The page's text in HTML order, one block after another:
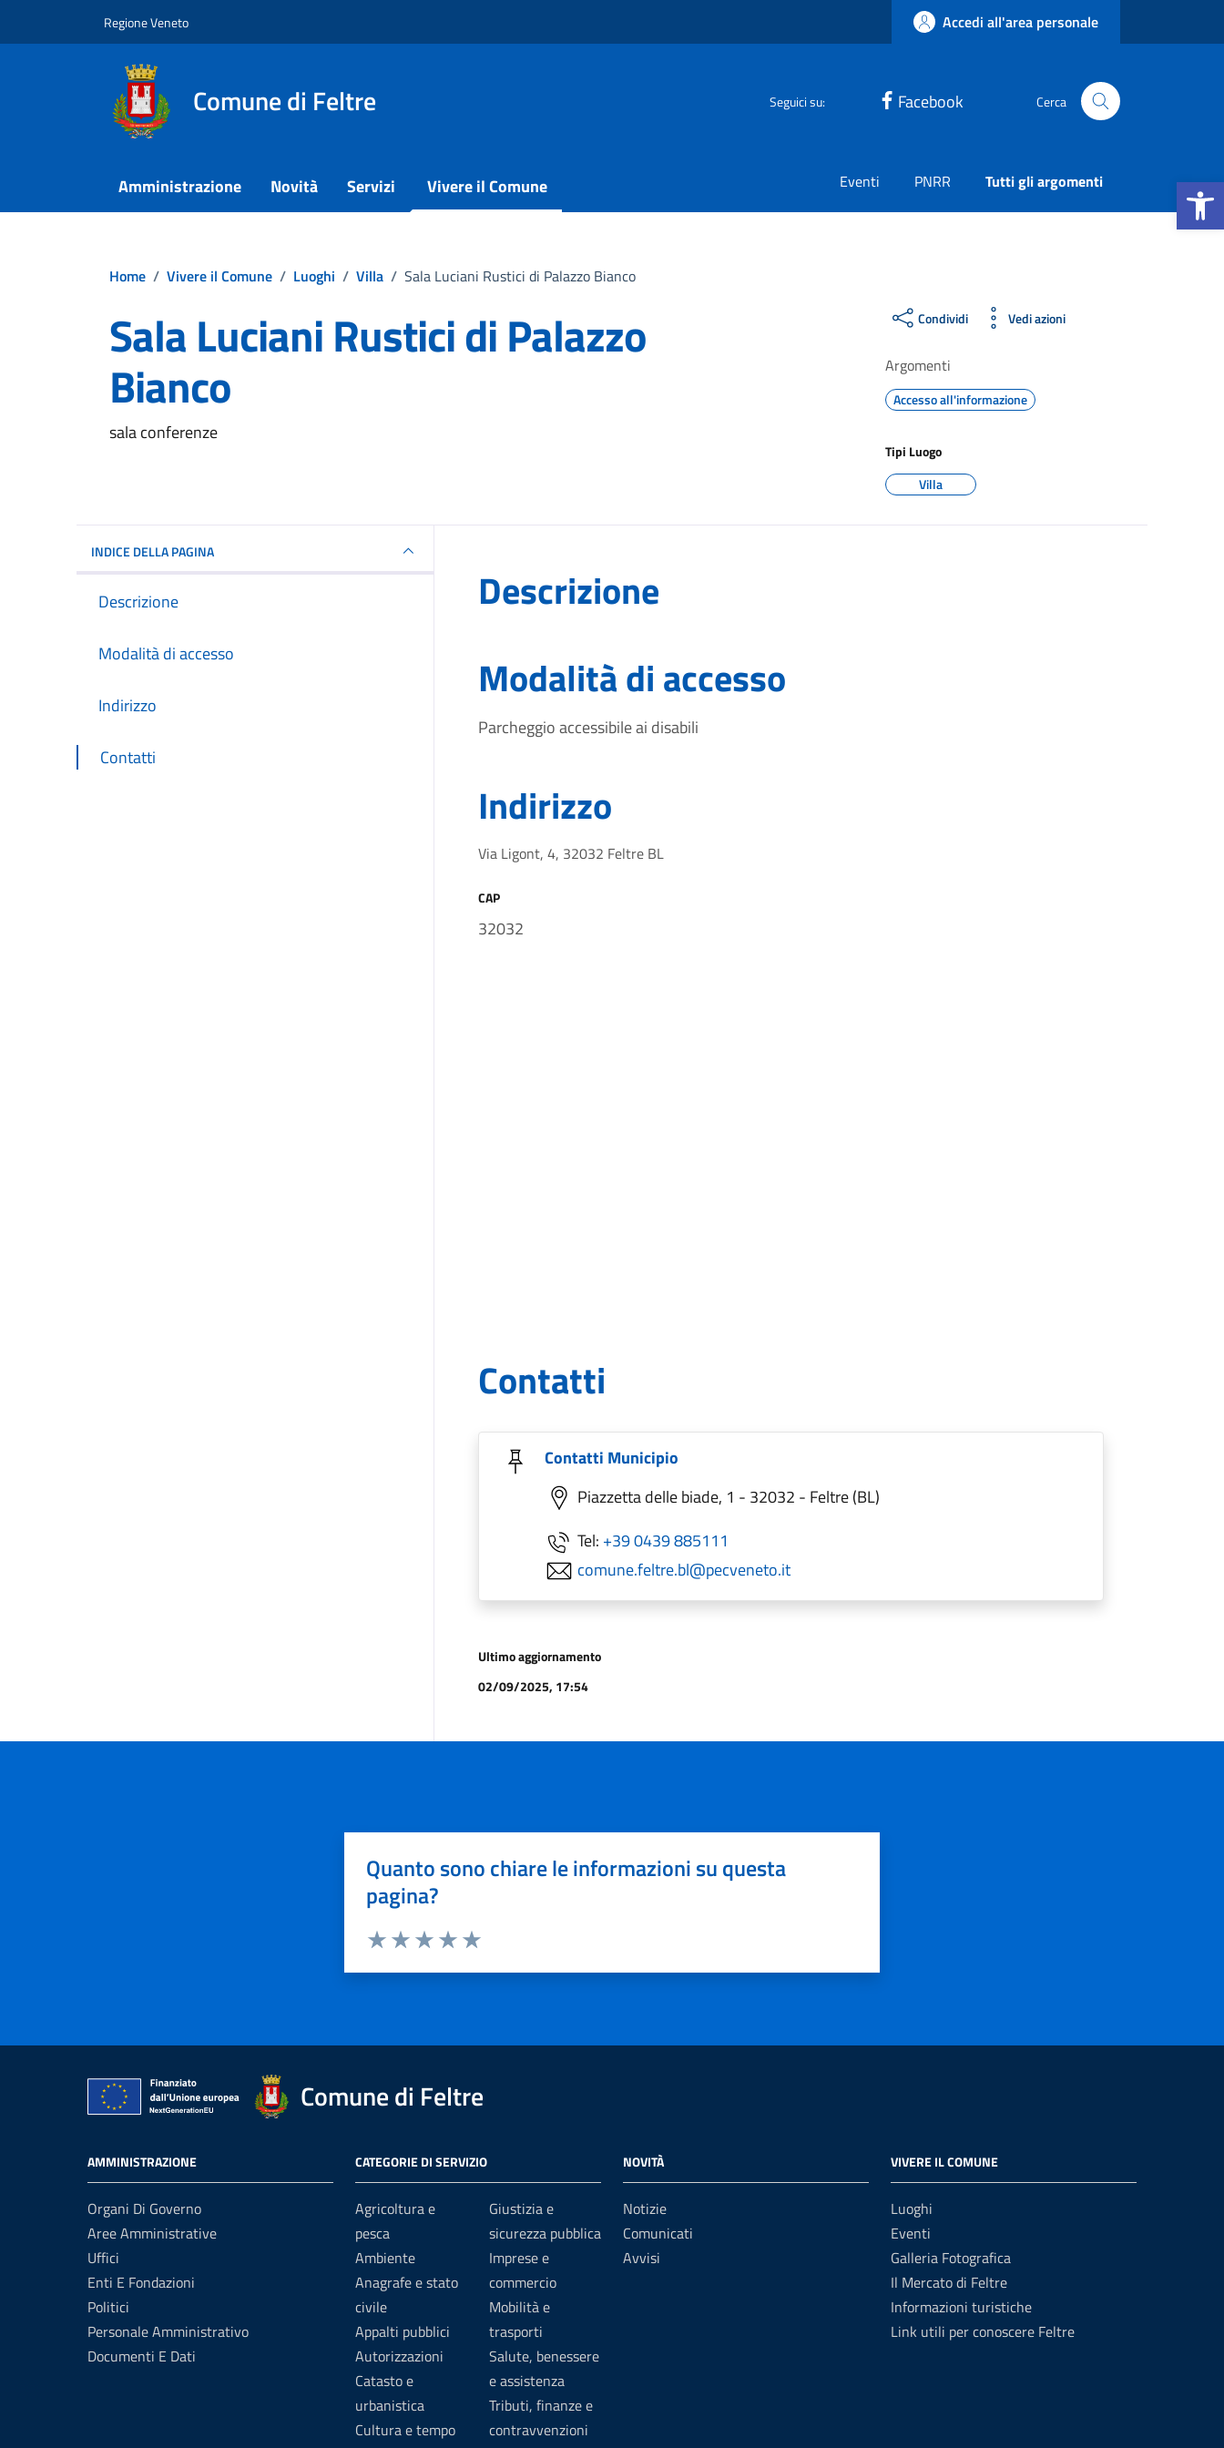
Apri la
Regione Veneto Accedi all'area personale
Comune di Feltre Seguici su: Facebook Cerca
Amministrazione Novità Servizi Vivere il Comune Eventi PNRR Tutti gli argomenti
Home / Vivere il Comune / Luoghi / Villa / Sala Luciani Rustici di Palazzo Bianco
Sala Luciani Rustici di Palazzo
Bianco
sala conferenze
Condividi Vedi azioni
Argomenti
Accesso all'informazione
Tipi Luogo
Villa
INDICE DELLA PAGINA
Descrizione
Modalità di accesso
Indirizzo
Contatti
Descrizione
Modalità di accesso
Parcheggio accessibile ai disabili
Indirizzo
Via Ligont, 4, 32032 Feltre BL
CAP
32032
Contatti
Contatti Municipio
Piazzetta delle biade, 1 - 32032 - Feltre (BL)
Tel: +39 0439 885111
comune.feltre.bl@pecveneto.it
Ultimo aggiornamento
02/09/2025, 17:54
Quanto sono chiare le informazioni su questa
pagina?
Comune di Feltre
AMMINISTRAZIONE
Organi Di Governo
Aree Amministrative
Uffici
Enti E Fondazioni
Politici
Personale Amministrativo
Documenti E Dati
CATEGORIE DI SERVIZIO
Agricoltura e
pesca
Ambiente
Anagrafe e stato
civile
Appalti pubblici
Autorizzazioni
Catasto e
urbanistica
Cultura e tempo
Giustizia e
sicurezza pubblica
Imprese e
commercio
Mobilità e
trasporti
Salute, benessere
e assistenza
Tributi, finanze e
contravvenzioni
NOVITÀ
Notizie
Comunicati
Avvisi
VIVERE IL COMUNE
Luoghi
Eventi
Galleria Fotografica
Il Mercato di Feltre
Informazioni turistiche
Link utili per conoscere Feltre